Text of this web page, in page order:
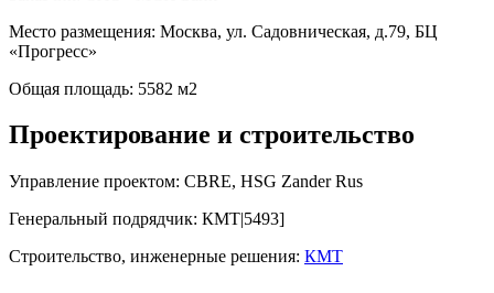
Место размещения: Москва, ул. Садовническая, д.79, БЦ
«Прогресс»
Общая площадь: 5582 м2
Проектирование и строительство
Управление проектом: CBRЕ, HSG Zander Rus
Генеральный подрядчик: КМТ|5493]
Строительство, инженерные решения: КМТ